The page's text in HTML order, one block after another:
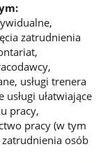
zatrudnienia
usługi trenera
ułatwiające
pracy,
pracy (w tym
osób